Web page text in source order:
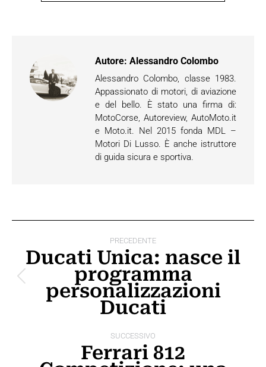
Autore: Alessandro Colombo
Alessandro Colombo, classe 1983.
Appassionato di motori, di aviazione
e del bello. È stato una firma di:
MotoCorse, Autoreview, AutoMoto.it
e Moto.it. Nel 2015 fonda MDL –
Motori Di Lusso. È anche istruttore
di guida sicura e sportiva.
tra
PRECEDENTE
Post
precedente:
Ducati Unica: nasce il
programma
personalizzazioni
Ducati
SUCCESSIVO
Ferrari 812